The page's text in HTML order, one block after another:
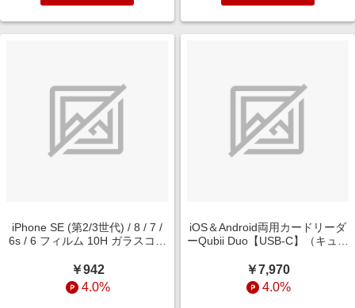
iPhone SE (第2/3世代) / 8 / 7 /
6s / 6 フィルム 10H ガラスコー
P35FT/V10
￥942
4.0%
iOS＆Android両用カードリーダ
ーQubii Duo【USB-C】（キュー
ズゴールド MKPQC-RG
￥7,970
4.0%